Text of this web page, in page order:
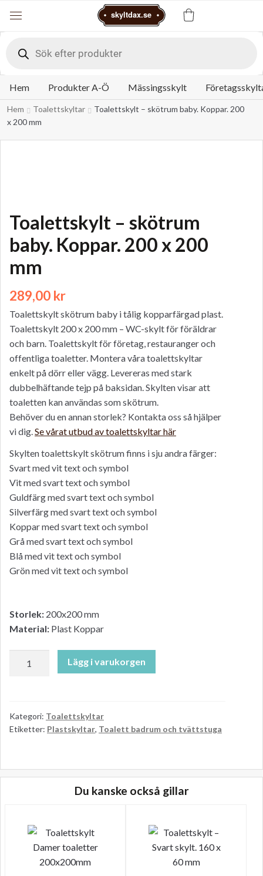
skyltdax.se
search
Hem Produkter A-Ö Mässingsskylt
Hem Toalettskyltar
Toalettskylt – skötrum baby. Koppar. 200
x 200 mm
Toalettskylt – skötrum
baby. Koppar. 200 x 200
mm
289,00 kr
Toalettskylt skötrum baby i tålig kopparfärgad plast.
Toalettskylt 200 x 200 mm – WC-skylt för föräldrar
och barn. Toalettskylt för företag, restauranger och
offentliga toaletter. Montera våra toalettskyltar
enkelt på dörr eller vägg. Levereras med stark
dubbelhäftande tejp på baksidan. Skylten visar att
toaletten kan användas som skötrum.
Behöver du en annan storlek? Kontakta oss så hjälper
vi dig.Se vårat utbud av toalettskyltar här
Skylten toalettskylt skötrum finns i sju andra färger:
Svart med vit text och symbol
Vit med svart text och symbol
Guldfärg med svart text och symbol
Silverfärg med svart text och symbol
Koppar med svart text och symbol
Grå med svart text och symbol
Blå med vit text och symbol
Grön med vit text och symbol
Storlek: 200x200 mm
Material: Plast Koppar
Koppar.
200
Lägg i varukorgen
Kategori: Toalettskyltar
Etiketter: Plastskyltar, Toalett badrum och tvättstuga
Du kanske också gillar